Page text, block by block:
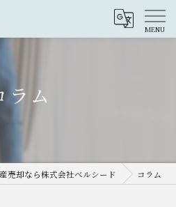
ラム
売却なら株式会社ベルシード コラム